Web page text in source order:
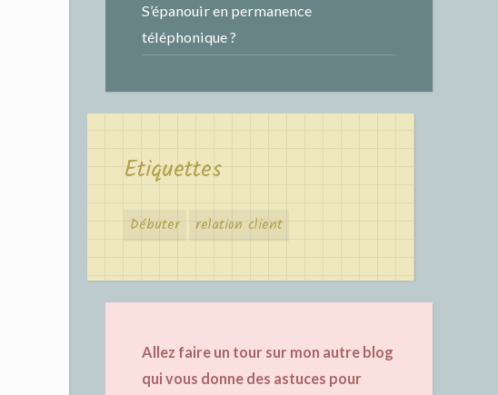
S’épanouir en permanence
téléphonique ?
Etiquettes
Débuter relation client
Allez faire un tour sur mon autre blog
qui vous donne des astuces pour